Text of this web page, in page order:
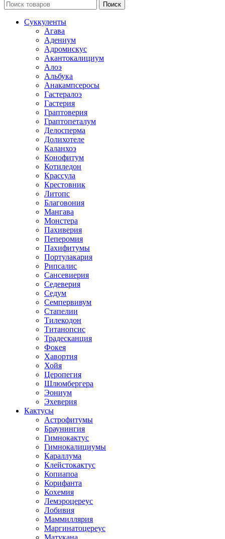
Поиск
Суккуленты
Агава
Адениум
Адромискус
Акантокалициум
Алоэ
Альбука
Анакампсеросы
Гастералоэ
Гастерия
Граптоверия
Граптопеталум
Делосперма
Долихотеле
Каланхоэ
Конофитум
Котиледон
Крассула
Крестовник
Литопс
Благовония
Мангава
Монстера
Пахиверия
Пеперомия
Пахифитумы
Портулакария
Рипсалис
Сансевиерия
Седеверия
Седум
Семпервивум
Стапелии
Тилекодон
Титанопсис
Традесканция
Фокея
Хавортия
Хойя
Церопегия
Шлюмбергера
Эониум
Эхеверия
Кактусы
Астрофитумы
Браунингия
Гимнокактус
Гимнокалициумы
Караллума
Клейстокактус
Копиапоа
Корифанта
Кохемия
Лемэроцереус
Лобивия
Маммиллярия
Маргинатоцереус